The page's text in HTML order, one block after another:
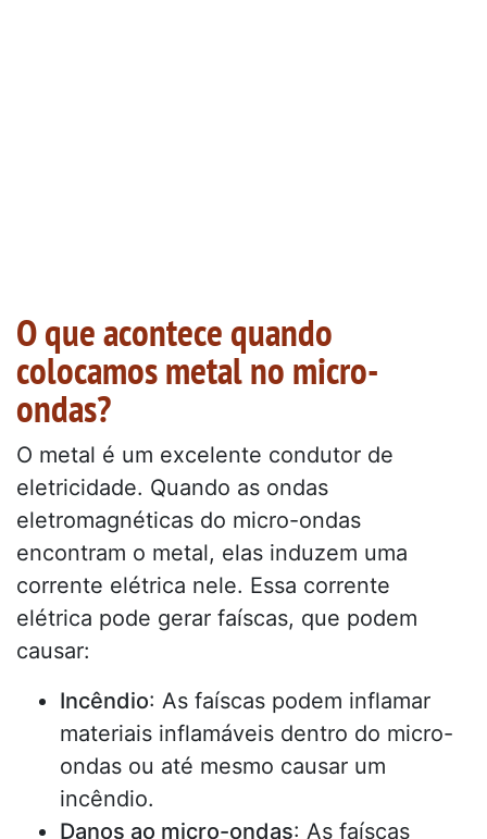
O que acontece quando
colocamos metal no micro-
ondas?
O metal é um excelente condutor de
eletricidade. Quando as ondas
eletromagnéticas do micro-ondas
encontram o metal, elas induzem uma
corrente elétrica nele. Essa corrente
elétrica pode gerar faíscas, que podem
causar:
Incêndio: As faíscas podem inflamar
materiais inflamáveis dentro do micro-
ondas ou até mesmo causar um
incêndio.
Danos ao micro-ondas: As faíscas